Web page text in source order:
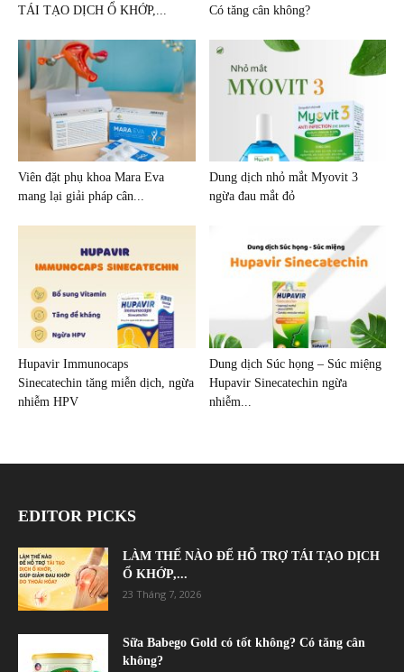
TÁI TẠO DỊCH Ổ KHỚP,...
Có tăng cân không?
Viên đặt phụ khoa Mara Eva
mang lại giải pháp cân...
Dung dịch nhỏ mắt Myovit 3
ngừa đau mắt đỏ
Hupavir Immunocaps
Sinecatechin tăng miễn dịch, ngừa
nhiễm HPV
Dung dịch Súc họng – Súc miệng
Hupavir Sinecatechin ngừa
nhiễm...
EDITOR PICKS
LÀM THẾ NÀO ĐỂ HỖ TRỢ TÁI TẠO DỊCH
Ổ KHỚP,...
23 Tháng 7, 2026
Sữa Babego Gold có tốt không? Có tăng cân
không?